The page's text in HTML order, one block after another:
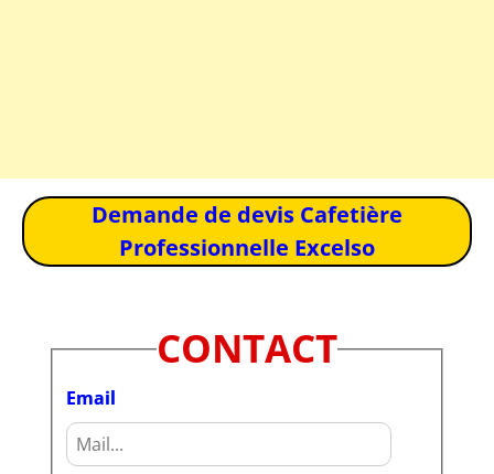
Demande de devis Cafetière
Professionnelle Excelso
CONTACT
Email